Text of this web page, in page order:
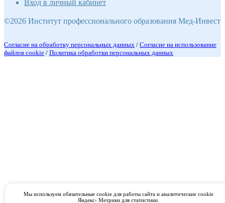
Вход в личный кабинет
©2026 Институт профессионального образования Мед-Инвест
Согласие на обработку персональных данных / Согласие на использование
файлов cookie / Политика обработки персональных данных
Мы используем обязательные cookie для работы сайта и аналитические cookie
Яндекс- Метрики для статистики.